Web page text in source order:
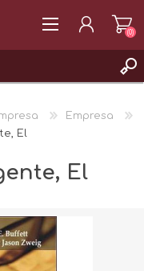
(0)
Empresa
El
El